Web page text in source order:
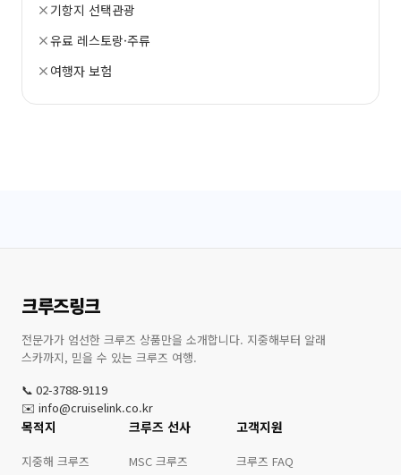
기항지 선택관광
유료 레스토랑·주류
여행자 보험
크루즈링크
전문가가 엄선한 크루즈 상품만을 소개합니다. 지중해부터 알래
스카까지, 믿을 수 있는 크루즈 여행.
📞 02-3788-9119
✉️ info@cruiselink.co.kr
목적지
지중해 크루즈
크루즈 선사
MSC 크루즈
고객지원
크루즈 FAQ